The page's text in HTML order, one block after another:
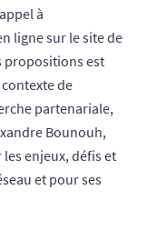
à
ligne sur le site de
propositions est
de
partenariale,
Bounouh,
enjeux, défis et
et pour ses